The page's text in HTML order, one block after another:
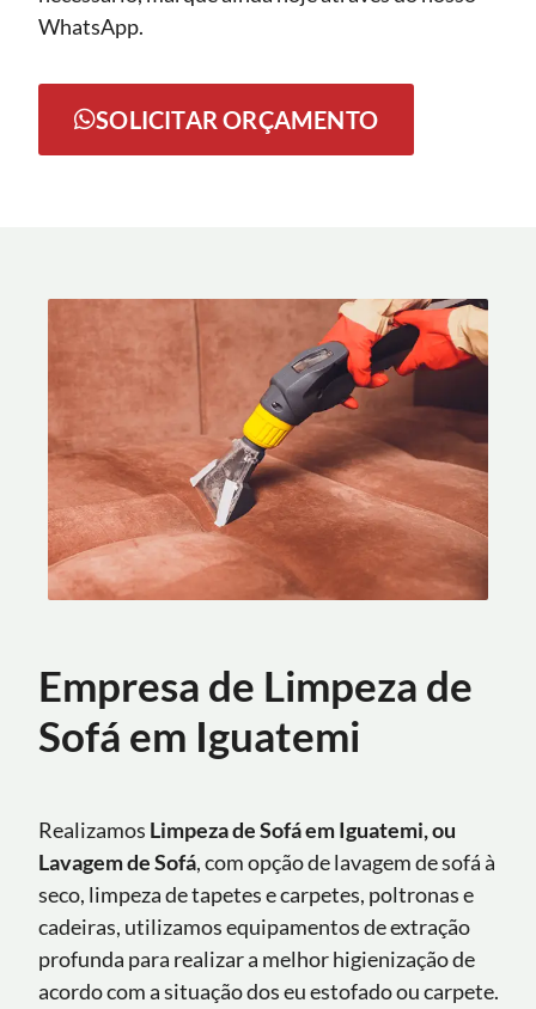
WhatsApp.
SOLICITAR ORÇAMENTO
Empresa de Limpeza de
Sofá em Iguatemi
Realizamos Limpeza de Sofá em Iguatemi, ou
Lavagem de Sofá, com opção de lavagem de sofá à
seco, limpeza de tapetes e carpetes, poltronas e
cadeiras, utilizamos equipamentos de extração
profunda para realizar a melhor higienização de
acordo com a situação dos eu estofado ou carpete.